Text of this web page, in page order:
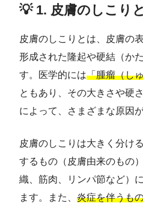
💡 1. 皮膚のしこり
皮膚のしこりとは、皮膚の
形成された隆起や硬結（か
す。医学的には「腫瘤（し
ともあり、その大きさや硬
によって、さまざまな原因
皮膚のしこりは大きく分け
するもの（皮膚由来のもの
織、筋肉、リンパ節など）
ます。また、 炎症を伴うも